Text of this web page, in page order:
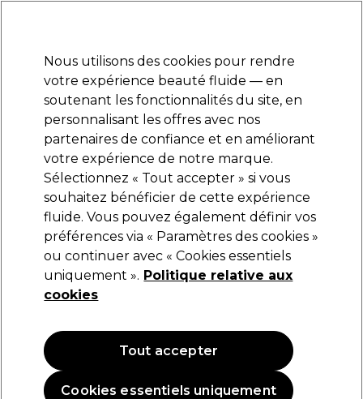
Se connecter
Marques Bons plans Coiffure Electro et Matériel
Livraison et délais
lire la suite
Jaguar Ciseaux à Effiler Off Whiteline Smart
39 5.5"
148,89 €
Nous utilisons des cookies pour rendre
votre expérience beauté fluide — en
soutenant les fonctionnalités du site, en
personnalisant les offres avec nos
partenaires de confiance et en améliorant
votre expérience de notre marque.
Sélectionnez « Tout accepter » si vous
souhaitez bénéficier de cette expérience
fluide. Vous pouvez également définir vos
préférences via « Paramètres des cookies »
ou continuer avec « Cookies essentiels
uniquement ». Politique relative aux
cookies
Cookies essentiels uniquement
Tout accepter